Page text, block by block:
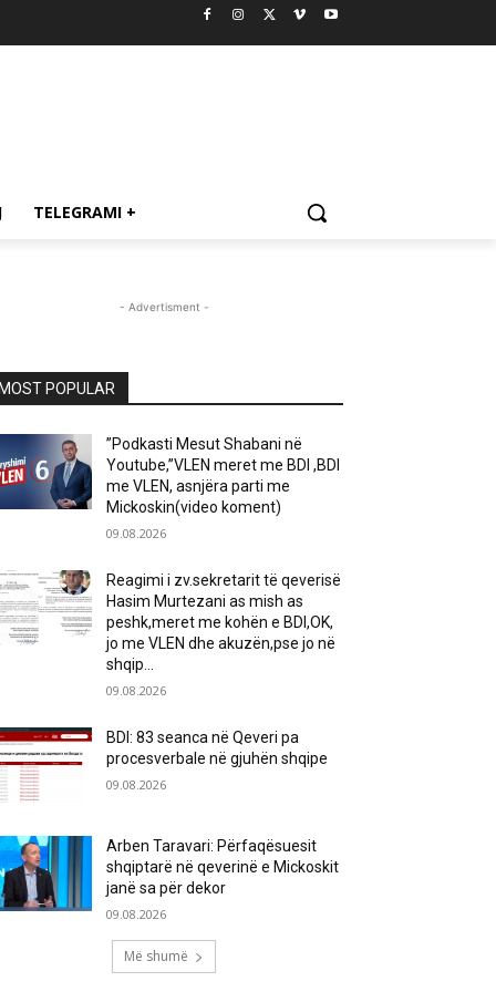
TELEGRAMI +
- Advertisment -
MOST POPULAR
”Podkasti Mesut Shabani në
Youtube,”VLEN meret me BDI ,BDI
me VLEN, asnjëra parti me
Mickoskin(video koment)
09.08.2026
Reagimi i zv.sekretarit të qeverisë
Hasim Murtezani as mish as
peshk,meret me kohën e BDI,OK,
jo me VLEN dhe akuzën,pse jo në
shqip...
09.08.2026
BDI: 83 seanca në Qeveri pa
procesverbale në gjuhën shqipe
09.08.2026
Arben Taravari: Përfaqësuesit
shqiptarë në qeverinë e Mickoskit
janë sa për dekor
09.08.2026
Më shumë